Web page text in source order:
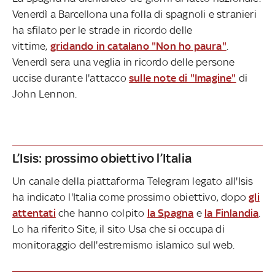
Venerdì a Barcellona una folla di spagnoli e stranieri
ha sfilato per le strade in ricordo delle
vittime, gridando in catalano "Non ho paura"
Venerdì sera una veglia in ricordo delle persone
uccise durante l'attacco sulle note di "Imagine" di
John Lennon.
L’Isis: prossimo obiettivo l’Italia
Un canale della piattaforma Telegram legato all'Isis
ha indicato l'Italia come prossimo obiettivo, dopogli
attentati che hanno colpito la Spagna e la Finlandia
Lo ha riferito Site, il sito Usa che si occupa di
monitoraggio dell'estremismo islamico sul web.